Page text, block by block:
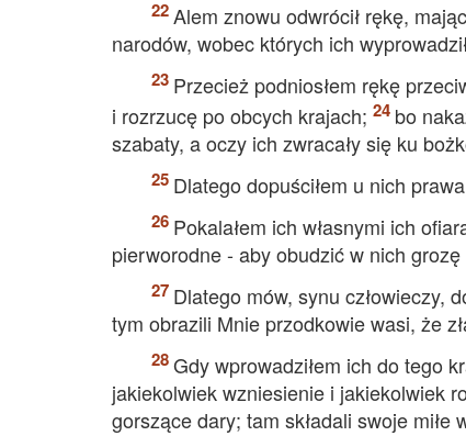
Alem znowu odwrócił rękę,
narodów, wobec których ich
Przecież podniosłem rękę
i rozrzucę po obcych krajach;
bo
szabaty, a oczy ich zwracały się ku
Dlatego dopuściłem u nich
Pokalałem ich własnymi ich
pierworodne - aby obudzić w nich
Dlatego mów, synu człowieczy,
tym obrazili Mnie przodkowie wasi, że
Gdy wprowadziłem ich do tego
jakiekolwiek wzniesienie i jakiekolwiek
gorszące dary; tam składali swoje